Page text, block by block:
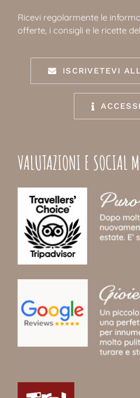
Ricevi regolarmente le
offerte, i consigli e le ricette
ISCRIVETEVI
VALUTAZIONI E SOCIAL